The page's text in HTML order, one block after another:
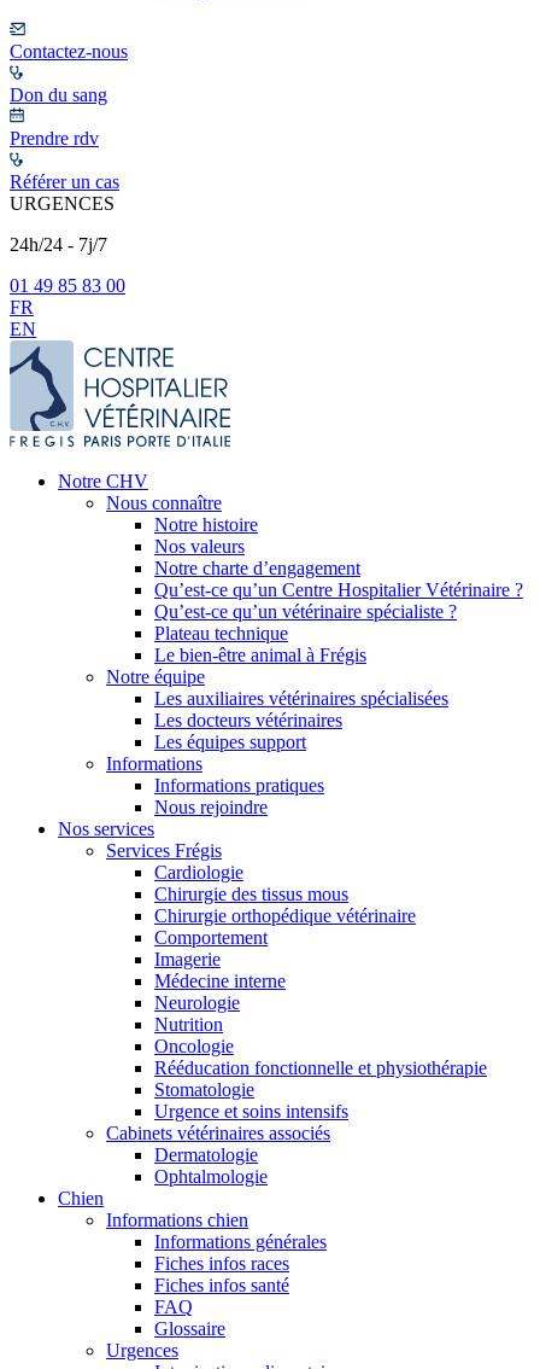
Contactez-nous
Don du sang
Prendre rdv
Référer un cas
URGENCES
24h/24 - 7j/7
01 49 85 83 00
FR
EN
Notre CHV
Nous connaître
Notre histoire
Nos valeurs
Notre charte d’engagement
Qu’est-ce qu’un Centre Hospitalier Vétérinaire ?
Qu’est-ce qu’un vétérinaire spécialiste ?
Plateau technique
Le bien-être animal à Frégis
Notre équipe
Les auxiliaires vétérinaires spécialisées
Les docteurs vétérinaires
Les équipes support
Informations
Informations pratiques
Nous rejoindre
Nos services
Services Frégis
Cardiologie
Chirurgie des tissus mous
Chirurgie orthopédique vétérinaire
Comportement
Imagerie
Médecine interne
Neurologie
Nutrition
Oncologie
Rééducation fonctionnelle et physiothérapie
Stomatologie
Urgence et soins intensifs
Cabinets vétérinaires associés
Dermatologie
Ophtalmologie
Chien
Informations chien
Informations générales
Fiches infos races
Fiches infos santé
FAQ
Glossaire
Urgences